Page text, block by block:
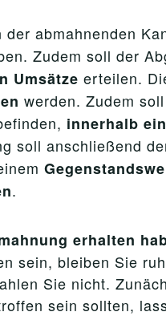
abmahnenden
Zudem soll der
Umsätze erteilen.
werden. Zudem
innerhalb
soll anschließend
.
erhalten
sein, bleiben Sie
Sie nicht.
sein sollten,